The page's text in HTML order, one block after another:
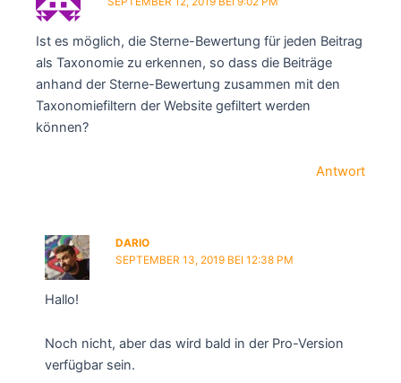
Ist es möglich, die Sterne-Bewertung für jeden Beitrag
als Taxonomie zu erkennen, so dass die Beiträge
anhand der Sterne-Bewertung zusammen mit den
Taxonomiefiltern der Website gefiltert werden
können?
Antwort
DARIO
SEPTEMBER 13, 2019 BEI 12:38 PM
Hallo!
Noch nicht, aber das wird bald in der Pro-Version
verfügbar sein.